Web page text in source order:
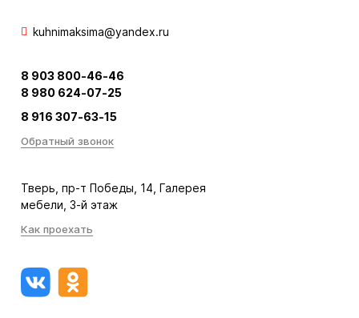
kuhnimaksima@yandex.ru
8 903 800-46-46
8 980 624-07-25
8 916 307-63-15
Обратный звонок
Тверь, пр-т Победы, 14, Галерея
мебели, 3-й этаж
Как проехать